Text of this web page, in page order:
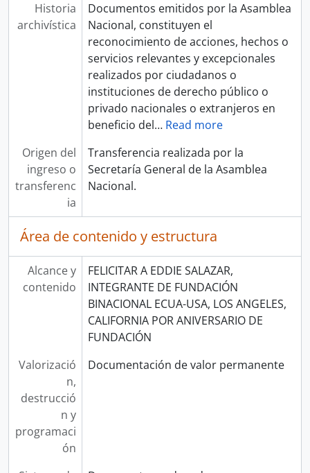
Historia
archivística
Documentos emitidos por la Asamblea
Nacional, constituyen el
reconocimiento de acciones, hechos o
servicios relevantes y excepcionales
realizados por ciudadanos o
instituciones de derecho público o
privado nacionales o extranjeros en
beneficio del… Read more
Origen del
ingreso o
transferenc
ia
Transferencia realizada por la
Secretaría General de la Asamblea
Nacional.
Área de contenido y estructura
Alcance y
contenido
FELICITAR A EDDIE SALAZAR,
INTEGRANTE DE FUNDACIÓN
BINACIONAL ECUA-USA, LOS ANGELES,
CALIFORNIA POR ANIVERSARIO DE
FUNDACIÓN
Valorizació
n,
destrucció
n y
programaci
ón
Documentación de valor permanente